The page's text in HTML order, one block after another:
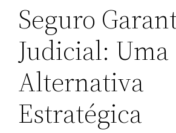
Seguro
Judicial: Uma
Alternativa
Estratégica